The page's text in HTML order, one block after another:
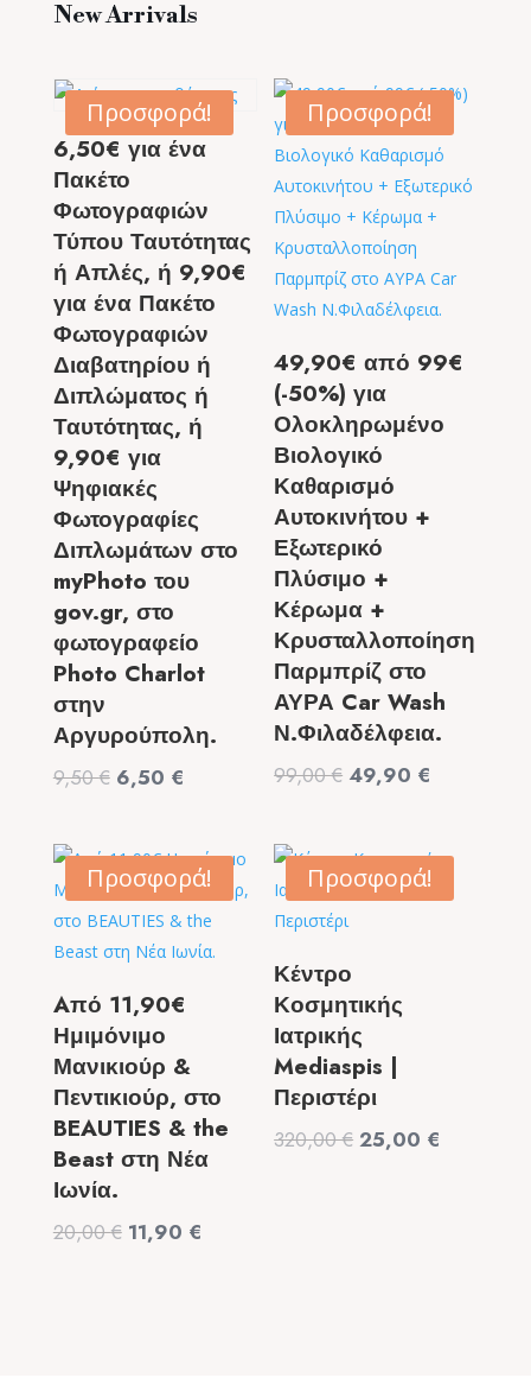
New Arrivals
Προσφορά!
6,50€ για ένα
Πακέτο
Φωτογραφιών
Τύπου Ταυτότητας
ή Απλές, ή 9,90€
για ένα Πακέτο
Φωτογραφιών
Διαβατηρίου ή
Διπλώματος ή
Ταυτότητας, ή
9,90€ για
Ψηφιακές
Φωτογραφίες
Διπλωμάτων στο
myPhoto του
gov.gr, στο
φωτογραφείο
Photo Charlot
στην
Αργυρούπολη.
9,50€ Original
9,50 €.
6,50 €
είναι:
6,50 €.
Προσφορά!
49,90€ από 99€
(-50%) για
Ολοκληρωμένο
Βιολογικό
Καθαρισμό
Αυτοκινήτου +
Εξωτερικό
Πλύσιμο +
Κέρωμα +
Κρυσταλλοποίηση
Παρμπρίζ στο
ΑΥΡΑ Car Wash
Ν.Φιλαδέλφεια.
99,00€ Original
99,00 €.
49,90 €
49,90 €.
Προσφορά!
Aπό 11,90€
Ημιμόνιμο
Μανικιούρ &
Πεντικιούρ, στο
BEAUTIES & the
Beast στη Νέα
Ιωνία.
20,00€ Original
11,90 €
Προσφορά!
Κέντρο
Κοσμητικής
Ιατρικής
Mediaspis |
Περιστέρι
320,00€ Original
25,00 €